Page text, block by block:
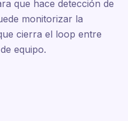
que hace detección de
monitorizar la
cierra el loop entre
equipo.